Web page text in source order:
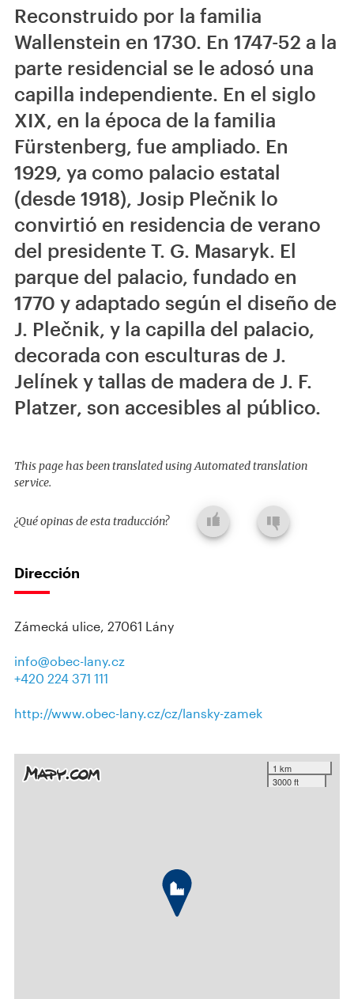
Reconstruido por la familia
Wallenstein en 1730. En 1747-52 a la
parte residencial se le adosó una
capilla independiente. En el siglo
XIX, en la época de la familia
Fürstenberg, fue ampliado. En
1929, ya como palacio estatal
(desde 1918), Josip Plečnik lo
convirtió en residencia de verano
del presidente T. G. Masaryk. El
parque del palacio, fundado en
1770 y adaptado según el diseño de
J. Plečnik, y la capilla del palacio,
decorada con esculturas de J.
Jelínek y tallas de madera de J. F.
Platzer, son accesibles al público.
This page has been translated using Automated translation
service.
¿Qué opinas de esta traducción?
Dirección
Zámecká ulice, 27061 Lány
info@obec-lany.cz
+420 224 371 111
http://www.obec-lany.cz/cz/lansky-zamek
1 km
3000 ft